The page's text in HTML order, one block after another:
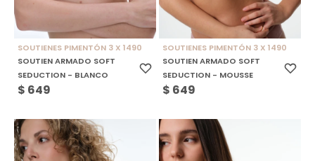
SOUTIENES PIMENTÓN 3 X 1490
SOUTIEN ARMADO SOFT
SEDUCTION - BLANCO
$ 649
SOUTIENES PIMENTÓN 3 X 1490
SOUTIEN ARMADO SOFT
SEDUCTION - MOUSSE
$ 649